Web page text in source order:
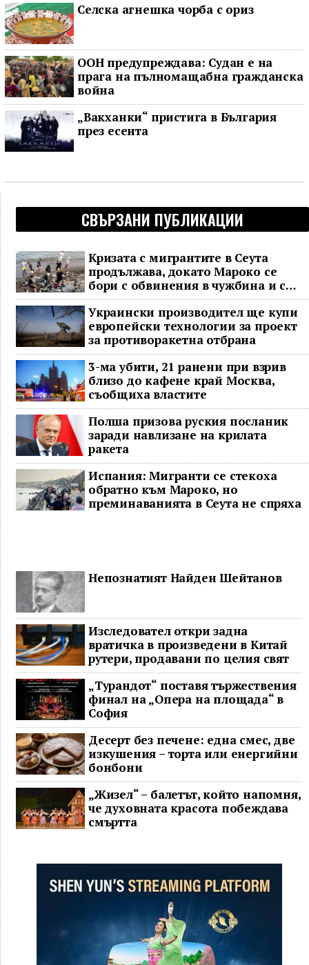
Селска агнешка чорба с ориз
ООН предупреждава: Судан е на
прага на пълномащабна гражданска
война
„Вакханки“ пристига в България
през есента
СВЪРЗАНИ ПУБЛИКАЦИИ
Кризата с мигрантите в Сеута
продължава, докато Мароко се
бори с обвинения в чужбина и с
гнева у дома
Украински производител ще купи
европейски технологии за проект
за противоракетна отбрана
3-ма убити, 21 ранени при взрив
близо до кафене край Москва,
съобщиха властите
Полша призова руския посланик
заради навлизане на крилата
ракета
Испания: Мигранти се стекоха
обратно към Мароко, но
преминаванията в Сеута не спряха
Непознатият Найден Шейтанов
Изследовател откри задна
вратичка в произведени в Китай
рутери, продавани по целия свят
„Турандот“ поставя тържествения
финал на „Опера на площада“ в
София
Десерт без печене: една смес, две
изкушения – торта или енергийни
бонбони
„Жизел“ – балетът, който напомня,
че духовната красота побеждава
смъртта